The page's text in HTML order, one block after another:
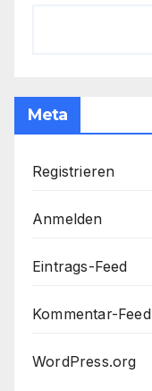
Meta
Registrieren
Anmelden
Eintrags-Feed
Kommentar-Feed
WordPress.org